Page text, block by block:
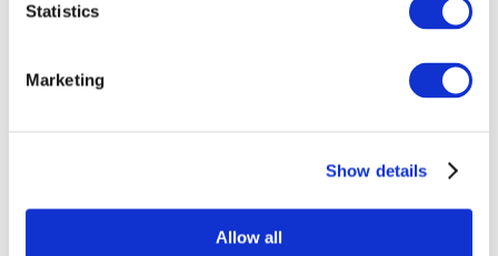
Statistics
Marketing
Show details
Allow all
Творческий вечер
Наше спецпредложение